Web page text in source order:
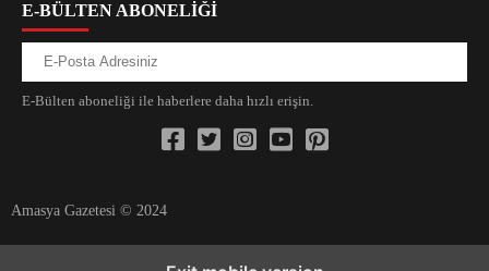
E-BÜLTEN ABONELİĞİ
E-Bülten aboneliği ile haberlere daha hızlı erişin.
Amasya Gazetesi © 2024